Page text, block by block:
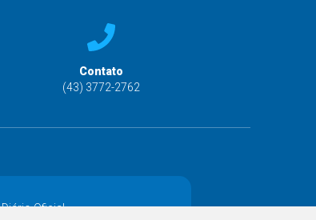
Contato
(43) 3772-2762
Diário Oficial